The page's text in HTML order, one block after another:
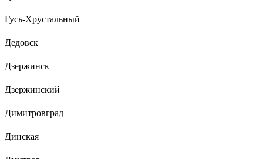
Гусь-Хрустальный
Дедовск
Дзержинск
Дзержинский
Димитровград
Динская